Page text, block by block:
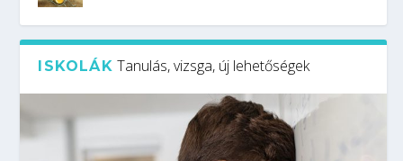
ISKOLÁK Tanulás, vizsga, új lehetőségek